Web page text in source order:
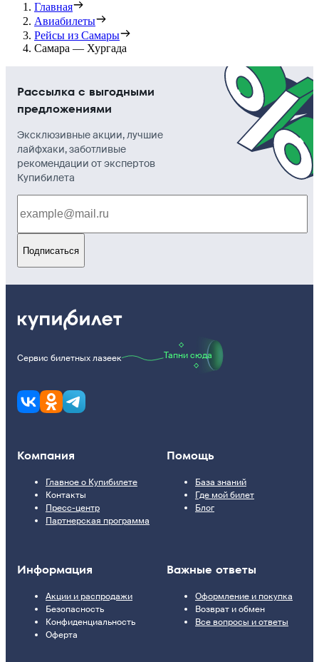
Главная
Авиабилеты
Рейсы из Самары
Самара — Хургада
Рассылка с выгодными
предложениями
Эксклюзивные акции, лучшие
лайфхаки, заботливые
рекомендации от экспертов
Купибилета
Подписаться
Сервис билетных лазеек Тапни сюда
Компания
Главное о Купибилете
Контакты
Пресс-центр
Партнерская программа
Помощь
База знаний
Где мой билет
Блог
Информация
Акции и распродажи
Безопасность
Конфиденциальность
Оферта
Важные ответы
Оформление и покупка
Возврат и обмен
Все вопросы и ответы